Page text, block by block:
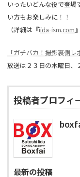
いったいどんな役で登場
い方もお楽しみに！！
（詳細は『iida-ism.com
「ガチバカ！撮影裏側レ
放送は２３日の木曜日、
投稿者プロフィ
最新の投稿